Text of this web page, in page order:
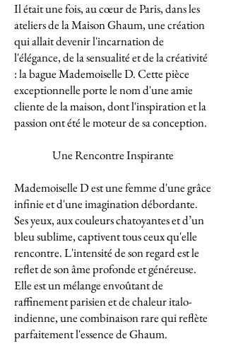
Il était une fois, au cœur de Paris, dans les
ateliers de la Maison Ghaum, une création
qui allait devenir l'incarnation de
l'élégance, de la sensualité et de la créativité
: la bague Mademoiselle D. Cette pièce
exceptionnelle porte le nom d'une amie
cliente de la maison, dont l'inspiration et la
passion ont été le moteur de sa conception.
Une Rencontre Inspirante
Mademoiselle D est une femme d'une grâce
infinie et d'une imagination débordante.
Ses yeux, aux couleurs chatoyantes et d’un
bleu sublime, captivent tous ceux qu'elle
rencontre. L'intensité de son regard est le
reflet de son âme profonde et généreuse.
Elle est un mélange envoûtant de
raffinement parisien et de chaleur italo-
indienne, une combinaison rare qui reflète
parfaitement l'essence de Ghaum.